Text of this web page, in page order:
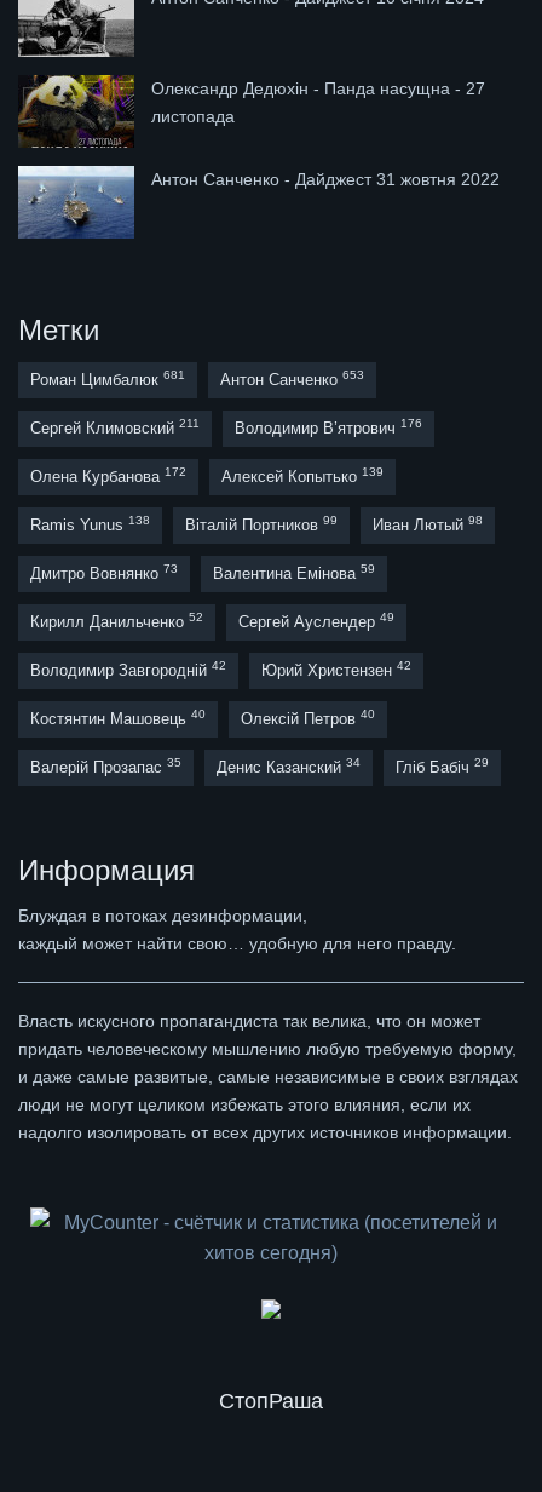
Олександр Дедюхін - Панда насущна - 27
листопада
Антон Санченко - Дайджест 31 жовтня 2022
Метки
Роман Цимбалюк 681 Антон Санченко 653
Сергей Климовский 211 Володимир В’ятрович 176
Олена Курбанова 172 Алексей Копытько 139
Ramis Yunus 138 Віталій Портников 99 Иван Лютый 98
Дмитро Вовнянко 73 Валентина Емінова 59
Кирилл Данильченко 52 Сергей Ауслендер 49
Володимир Завгородній 42 Юрий Христензен 42
Костянтин Машовець 40 Олексій Петров 40
Валерій Прозапас 35 Денис Казанский 34 Гліб Бабіч 29
Информация
Блуждая в потоках дезинформации,
каждый может найти свою… удобную для него правду.
Власть искусного пропагандиста так велика, что он может
придать человеческому мышлению любую требуемую форму,
и даже самые развитые, самые независимые в своих взглядах
люди не могут целиком избежать этого влияния, если их
надолго изолировать от всех других источников информации.
СтопРаша